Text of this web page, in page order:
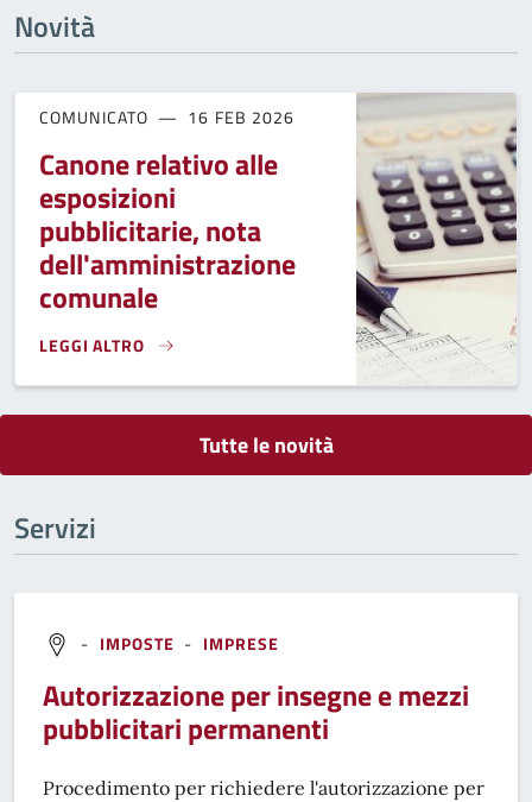
Novità
COMUNICATO 16 FEB 2026
Canone relativo alle
esposizioni
pubblicitarie, nota
dell'amministrazione
comunale
LEGGI ALTRO
CANONE RELATIVO ALLE ESPOSIZIONI PUBBLICITARIE,
Tutte le novità
Servizi
- IMPOSTE - IMPRESE
Autorizzazione per insegne e mezzi
pubblicitari permanenti
Procedimento per richiedere l'autorizzazione per